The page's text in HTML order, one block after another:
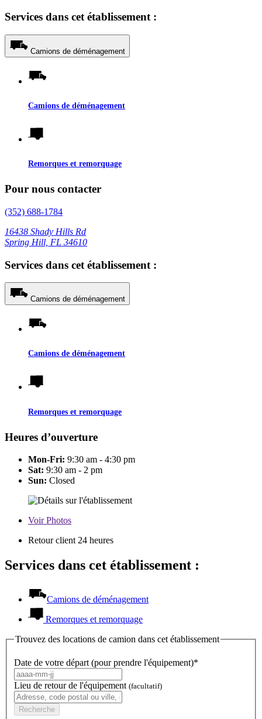
Services dans cet établissement :
Camions de déménagement
Camions de déménagement
Remorques et remorquage
Pour nous contacter
(352) 688-1784
16438 Shady Hills Rd
Spring Hill, FL 34610
Services dans cet établissement :
Camions de déménagement
Camions de déménagement
Remorques et remorquage
Heures d’ouverture
Mon-Fri: 9:30 am - 4:30 pm
Sat: 9:30 am - 2 pm
Sun: Closed
VoirPhotos
Retour client 24 heures
Services dans cet établissement :
Camions de déménagement
Remorques et remorquage
Trouvez des locations de camion dans cet établissement
Date de votre départ (pour prendre l'équipement)*
Lieu de retour de l'équipement (facultatif)
Recherche